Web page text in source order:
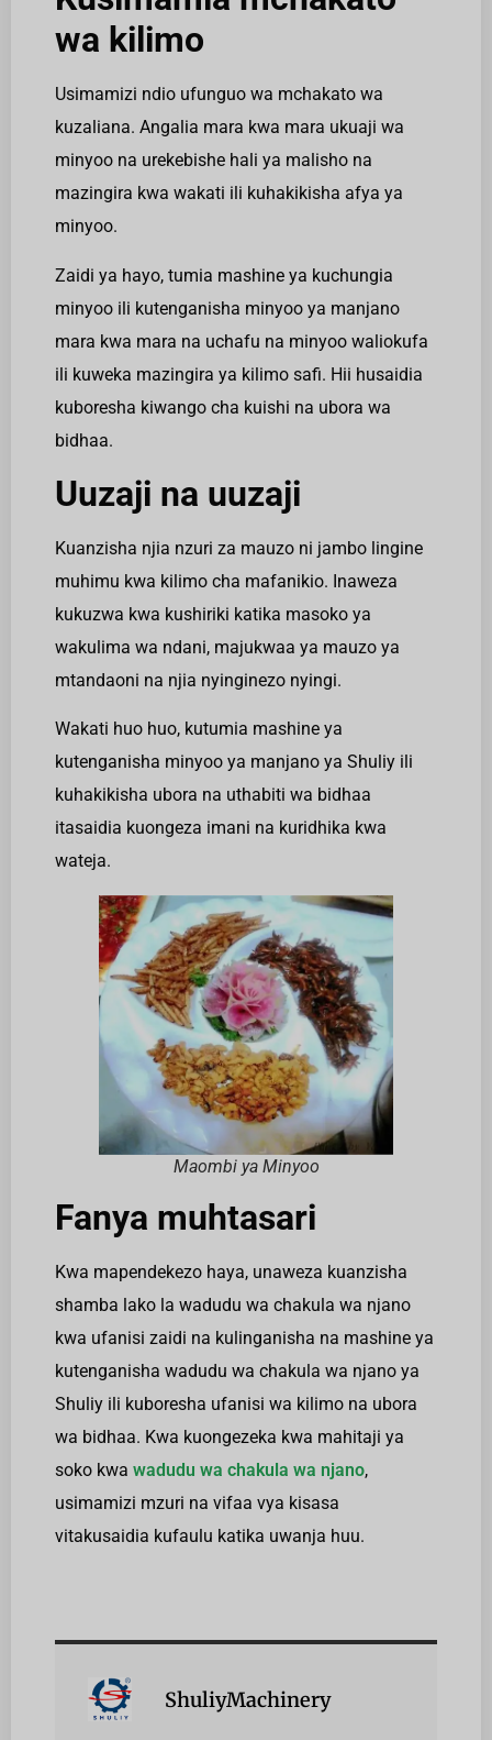
wa kilimo
Usimamizi ndio ufunguo wa mchakato wa
kuzaliana. Angalia mara kwa mara ukuaji wa
minyoo na urekebishe hali ya malisho na
mazingira kwa wakati ili kuhakikisha afya ya
minyoo.
Zaidi ya hayo, tumia mashine ya kuchungia
minyoo ili kutenganisha minyoo ya manjano
mara kwa mara na uchafu na minyoo waliokufa
ili kuweka mazingira ya kilimo safi. Hii husaidia
kuboresha kiwango cha kuishi na ubora wa
bidhaa.
Uuzaji na uuzaji
Kuanzisha njia nzuri za mauzo ni jambo lingine
muhimu kwa kilimo cha mafanikio. Inaweza
kukuzwa kwa kushiriki katika masoko ya
wakulima wa ndani, majukwaa ya mauzo ya
mtandaoni na njia nyinginezo nyingi.
Wakati huo huo, kutumia mashine ya
kutenganisha minyoo ya manjano ya Shuliy ili
kuhakikisha ubora na uthabiti wa bidhaa
itasaidia kuongeza imani na kuridhika kwa
wateja.
Maombi ya Minyoo
Fanya muhtasari
Kwa mapendekezo haya, unaweza kuanzisha
shamba lako la wadudu wa chakula wa njano
kwa ufanisi zaidi na kulinganisha na mashine ya
kutenganisha wadudu wa chakula wa njano ya
Shuliy ili kuboresha ufanisi wa kilimo na ubora
wa bidhaa. Kwa kuongezeka kwa mahitaji ya
soko kwa wadudu wa chakula wa njano,
usimamizi mzuri na vifaa vya kisasa
vitakusaidia kufaulu katika uwanja huu.
ShuliyMachinery